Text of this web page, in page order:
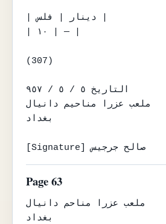
| دينار | فلس |
(307)
التاريخ ٥ / ٥ / ٩٥٧
ملعب عزرا مناحيم دانيال
بغداد
[Signature] صالح جرجيس
Page 63
ملعب عزرا مناحم دانيال
بغداد